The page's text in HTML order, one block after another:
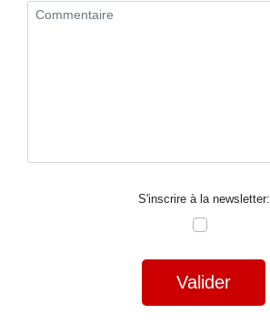
NUIT
S'inscrire à la newsletter:
Valider